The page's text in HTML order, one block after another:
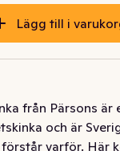
Lägg till i
från Pärsons är
och är
varför. Här